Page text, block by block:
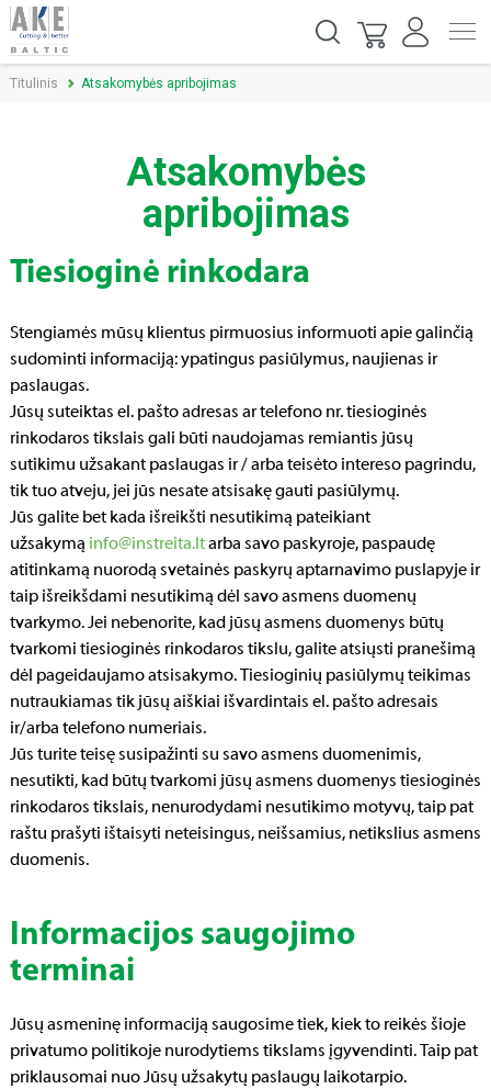
Titulinis Atsakomybės apribojimas
Atsakomybės
apribojimas
Tiesioginė rinkodara
Stengiamės mūsų klientus pirmuosius informuoti apie galinčią
sudominti informaciją: ypatingus pasiūlymus, naujienas ir
paslaugas.
Jūsų suteiktas el. pašto adresas ar telefono nr. tiesioginės
rinkodaros tikslais gali būti naudojamas remiantis jūsų
sutikimu užsakant paslaugas ir / arba teisėto intereso pagrindu,
tik tuo atveju, jei jūs nesate atsisakę gauti pasiūlymų.
Jūs galite bet kada išreikšti nesutikimą pateikiant
užsakymą info@instreita.ltarba savo paskyroje, paspaudę
atitinkamą nuorodą svetainės paskyrų aptarnavimo puslapyje ir
taip išreikšdami nesutikimą dėl savo asmens duomenų
tvarkymo. Jei nebenorite, kad jūsų asmens duomenys būtų
tvarkomi tiesioginės rinkodaros tikslu, galite atsiųsti pranešimą
dėl pageidaujamo atsisakymo. Tiesioginių pasiūlymų teikimas
nutraukiamas tik jūsų aiškiai išvardintais el. pašto adresais
ir/arba telefono numeriais.
Jūs turite teisę susipažinti su savo asmens duomenimis,
nesutikti, kad būtų tvarkomi jūsų asmens duomenys tiesioginės
rinkodaros tikslais, nenurodydami nesutikimo motyvų, taip pat
raštu prašyti ištaisyti neteisingus, neišsamius, netikslius asmens
duomenis.
Informacijos saugojimo
terminai
Jūsų asmeninę informaciją saugosime tiek, kiek to reikės šioje
privatumo politikoje nurodytiems tikslams įgyvendinti. Taip pat
priklausomai nuo Jūsų užsakytų paslaugų laikotarpio.